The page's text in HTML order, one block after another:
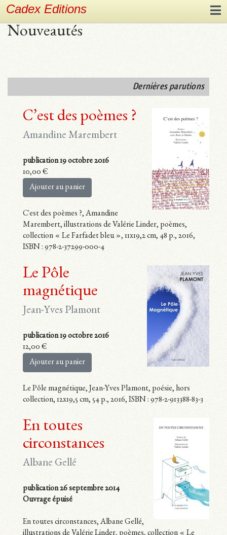
Cadex Editions
Nouveautés
Dernières parutions
C’est des poèmes ?
Amandine Marembert
publication 19 octobre 2016
10,00€
Ajouter au panier
C'est des poèmes ?, Amandine
Marembert, illustrations de Valérie Linder, poèmes,
collection « Le Farfadet bleu », 11x19,2 cm, 48 p., 2016,
ISBN : 978-2-37299-000-4
Le Pôle
magnétique
Jean-Yves Plamont
publication 19 octobre 2016
12,00 €
Ajouter au panier
Le Pôle magnétique, Jean-Yves Plamont, poésie, hors
collection, 12x19,5 cm, 54 p., 2016, ISBN : 978-2-913388-83-3
En toutes
circonstances
Albane Gellé
publication 26 septembre 2014
Ouvrage épuisé
En toutes circonstances, Albane Gellé,
illustrations de Valérie Linder, poèmes, collection « Le